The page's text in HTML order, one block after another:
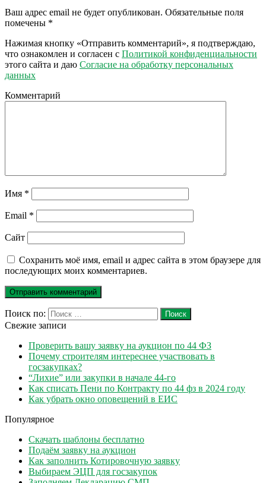
Ваш адрес email не будет опубликован. Обязательные поля
помечены *
Нажимая кнопку «Отправить комментарий», я подтверждаю,
что ознакомлен и согласен с Политикой конфиденциальности
этого сайта и даю Согласие на обработку персональных
данных
Комментарий
Имя *
Email *
Сайт
Сохранить моё имя, email и адрес сайта в этом браузере для
последующих моих комментариев.
Поиск по: Поиск
Свежие записи
Проверить вашу заявку на аукцион по 44 ФЗ
Почему строителям интереснее участвовать в
госзакупках?
“Лихие” или закупки в начале 44-го
Как списать Пени по Контракту по 44 фз в 2024 году
Как убрать окно оповещений в ЕИС
Популярное
Скачать шаблоны бесплатно
Подаём заявку на аукцион
Как заполнить Котировочную заявку
Выбираем ЭЦП для госзакупок